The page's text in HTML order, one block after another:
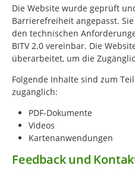
Die Website wurde geprüft
Barrierefreiheit angepasst.
den technischen
BITV 2.0 vereinbar. Die
überarbeitet, um die
Folgende Inhalte sind zum
zugänglich:
PDF-Dokumente
Videos
Kartenanwendungen
Feedback und